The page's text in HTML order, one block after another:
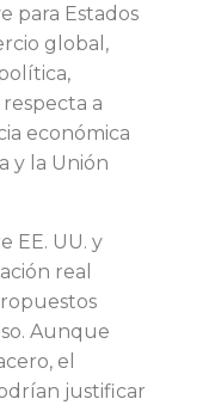
para Estados
global,
a
económica
y la Unión
EE. UU. y
real
Aunque
el
justificar